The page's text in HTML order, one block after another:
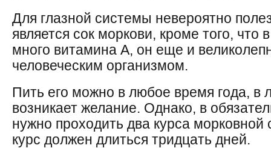
Для глазной системы невероятно
является сок моркови, кроме того, что
много витамина А, он еще и
человеческим организмом.
Пить его можно в любое время года, в
возникает желание. Однако, в
нужно проходить два курса
курс должен длиться тридцать дней.